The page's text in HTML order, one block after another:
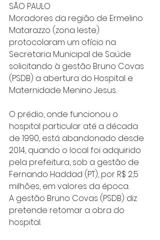
SÃO PAULO
Moradores da região de Ermelino
Matarazzo (zona leste)
protocolaram um ofício na
Secretaria Municipal de Saúde
solicitando à gestão Bruno Covas
(PSDB) a abertura do Hospital e
Maternidade Menino Jesus.
O prédio, onde funcionou o
hospital particular até a década
de 1990, está abandonado desde
2014, quando o local foi adquirido
pela prefeitura, sob a gestão de
Fernando Haddad (PT), por R$ 2,5
milhões, em valores da época.
A gestão Bruno Covas (PSDB) diz
pretende retomar a obra do
hospital.